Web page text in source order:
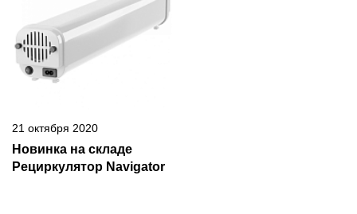
21 октября 2020
Новинка на складе
Рециркулятор Navigator